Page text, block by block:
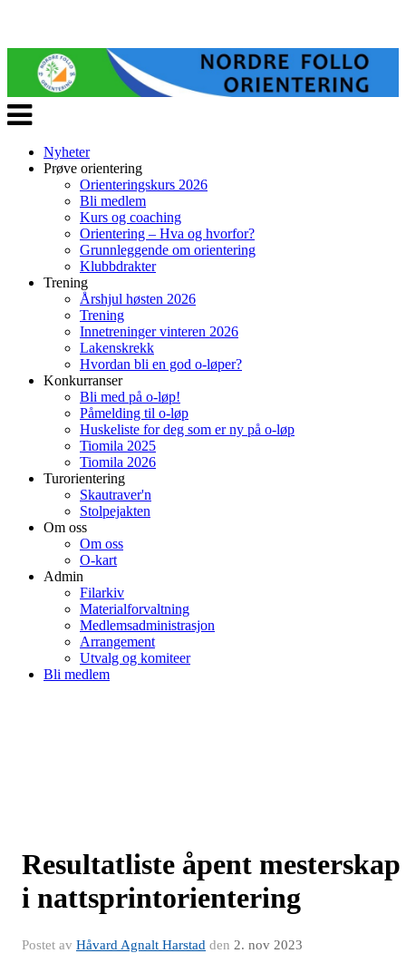
Veksle
navigasjon
Nyheter
Prøve orientering
Orienteringskurs 2026
Bli medlem
Kurs og coaching
Orientering – Hva og hvorfor?
Grunnleggende om orientering
Klubbdrakter
Trening
Årshjul høsten 2026
Trening
Innetreninger vinteren 2026
Lakenskrekk
Hvordan bli en god o-løper?
Konkurranser
Bli med på o-løp!
Påmelding til o-løp
Huskeliste for deg som er ny på o-løp
Tiomila 2025
Tiomila 2026
Turorientering
Skautraver'n
Stolpejakten
Om oss
Om oss
O-kart
Admin
Filarkiv
Materialforvaltning
Medlemsadministrasjon
Arrangement
Utvalg og komiteer
Bli medlem
Resultatliste åpent mesterskap
i nattsprintorientering
Postet av Håvard Agnalt Harstad den 2. nov 2023